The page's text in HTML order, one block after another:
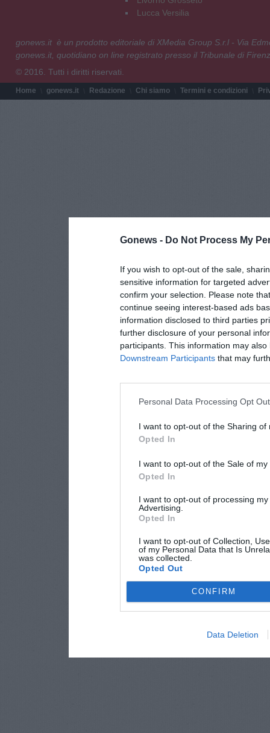
Gonews - Do Not Process My
If you wish to opt-out of the sale,
sensitive information for targeted
confirm your selection. Please note
continue seeing interest-based ads
information disclosed to third parties
further disclosure of your personal
participants. This information may
Downstream Participants that may
Personal Data Processing Opt
I want to opt-out of the Sharing of
Opted In
I want to opt-out of the Sale of
Opted In
I want to opt-out of processing
Advertising.
Opted In
I want to opt-out of Collection,
of my Personal Data that Is
was collected.
Opted Out
CONFIRM
Data Deletion
Lucca Versilia
gonews.it è un prodotto editoriale di XMedia Group S.r.l - Via
gonews.it, quotidiano on line registrato presso il Tribunale di
© 2016. Tutti i diritti riservati.
Home gonews.it Redazione Chi siamo Termini e condizioni